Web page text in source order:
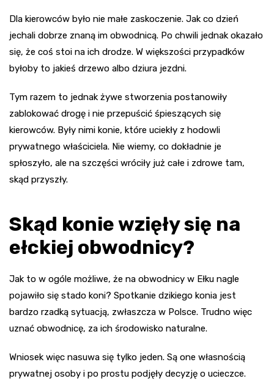
Dla kierowców było nie małe zaskoczenie. Jak co dzień
jechali dobrze znaną im obwodnicą. Po chwili jednak okazało
się, że coś stoi na ich drodze. W większości przypadków
byłoby to jakieś drzewo albo dziura jezdni.
Tym razem to jednak żywe stworzenia postanowiły
zablokować drogę i nie przepuścić śpieszących się
kierowców. Były nimi konie, które uciekły z hodowli
prywatnego właściciela. Nie wiemy, co dokładnie je
spłoszyło, ale na szczęści wróciły już całe i zdrowe tam,
skąd przyszły.
Skąd konie wzięły się na
ełckiej obwodnicy?
Jak to w ogóle możliwe, że na obwodnicy w Ełku nagle
pojawiło się stado koni? Spotkanie dzikiego konia jest
bardzo rzadką sytuacją, zwłaszcza w Polsce. Trudno więc
uznać obwodnicę, za ich środowisko naturalne.
Wniosek więc nasuwa się tylko jeden. Są one własnością
prywatnej osoby i po prostu podjęły decyzję o ucieczce.